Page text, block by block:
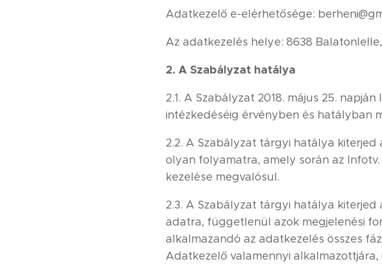
Adatkezelő e-elérhetősége:
Az adatkezelés helye: 8638
2. A Szabályzat hatálya
2.1. A Szabályzat 2018. május 25.
intézkedéséig érvényben és hatályban
2.2. A Szabályzat tárgyi hatálya
olyan folyamatra, amely során az
kezelése megvalósul.
2.3. A Szabályzat tárgyi hatálya
adatra, függetlenül azok megjelenési
alkalmazandó az adatkezelés összes
Adatkezelő valamennyi